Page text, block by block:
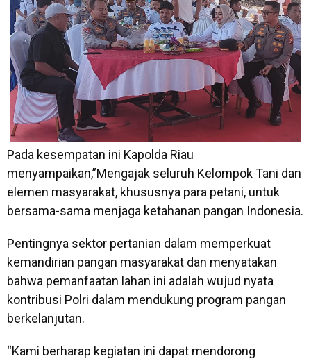
Pada kesempatan ini Kapolda Riau
menyampaikan,”Mengajak seluruh Kelompok Tani dan
elemen masyarakat, khususnya para petani, untuk
bersama-sama menjaga ketahanan pangan Indonesia.
Pentingnya sektor pertanian dalam memperkuat
kemandirian pangan masyarakat dan menyatakan
bahwa pemanfaatan lahan ini adalah wujud nyata
kontribusi Polri dalam mendukung program pangan
berkelanjutan.
“Kami berharap kegiatan ini dapat mendorong